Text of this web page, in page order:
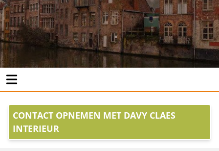
CONTACT OPNEMEN MET DAVY CLAES
INTERIEUR